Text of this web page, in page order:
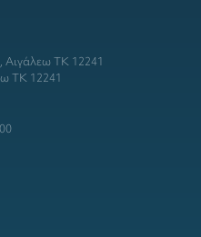
Αιγάλεω ΤΚ 12241
ΤΚ 12241